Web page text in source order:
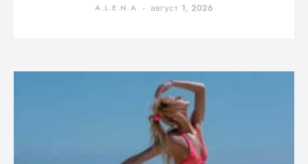
A.L.E.N.A август 1, 2026